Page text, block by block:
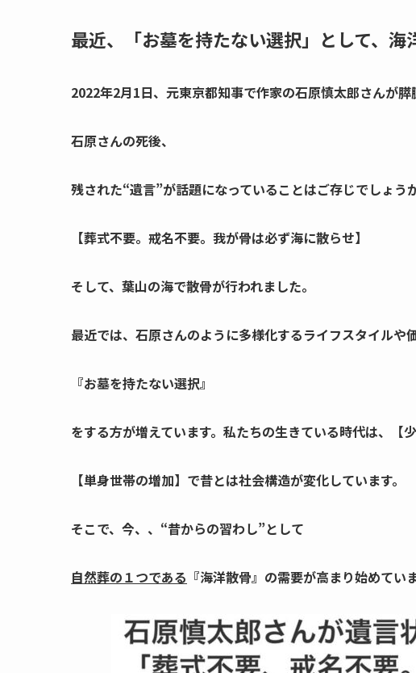
最近、「お墓を持たない選択」として、海
2022年2月1日、元東京都知事で作家の石原慎太郎さんが膵
石原さんの死後、
残された“遺言”が話題になっていることはご存じでしょう
【葬式不要。戒名不要。我が骨は必ず海に散らせ】
そして、葉山の海で散骨が行われました。
最近では、石原さんのように多様化するライフスタイルや
『お墓を持たない選択』
をする方が増えています。私たちの生きている時代は、【
【単身世帯の増加】で昔とは社会構造が変化しています。
そこで、今、、“昔からの習わし”として
自然葬の１つである 『海洋散骨』の需要が高まり始めてい